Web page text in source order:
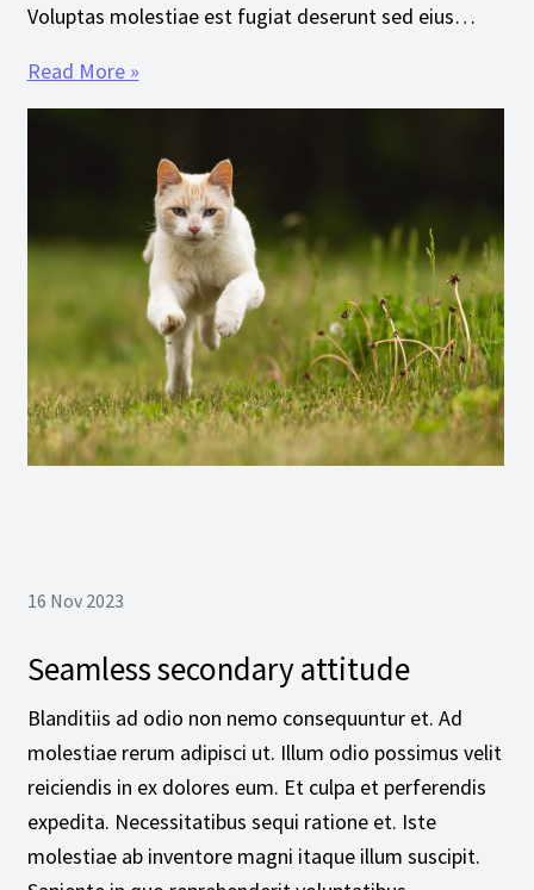
Voluptas molestiae est fugiat deserunt sed eius…
Read More »
16 Nov 2023
Seamless secondary attitude
Blanditiis ad odio non nemo consequuntur et. Ad
molestiae rerum adipisci ut. Illum odio possimus velit
reiciendis in ex dolores eum. Et culpa et perferendis
expedita. Necessitatibus sequi ratione et. Iste
molestiae ab inventore magni itaque illum suscipit.